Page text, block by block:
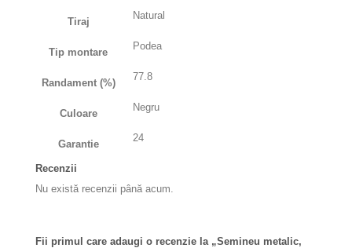
Tiraj
Natural
Tip montare
Podea
Randament (%)
77.8
Culoare
Negru
Garantie
24
Recenzii
Nu există recenzii până acum.
Fii primul care adaugi o recenzie la „Semineu metalic,